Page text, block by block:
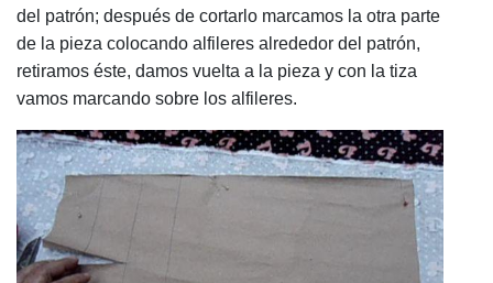
del patrón; después de cortarlo marcamos la otra parte
de la pieza colocando alfileres alrededor del patrón,
retiramos éste, damos vuelta a la pieza y con la tiza
vamos marcando sobre los alfileres.